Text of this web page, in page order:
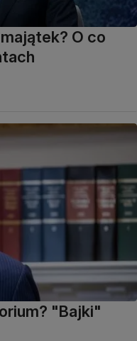
O co
"Bajki"